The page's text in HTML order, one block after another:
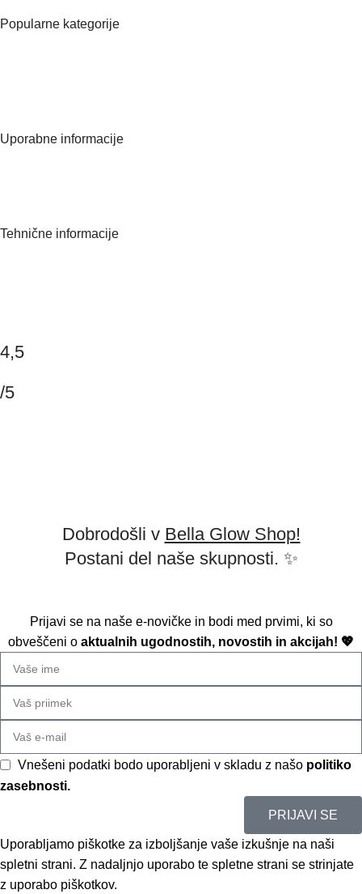
Popularne kategorije
Uporabne informacije
Tehnične informacije
4,5
/5
Dobrodošli v Bella Glow Shop!
Postani del naše skupnosti. ✨
Prijavi se na naše e-novičke in bodi med prvimi, ki so
obveščeni o aktualnih ugodnostih, novostih in akcijah! 💖
Vnešeni podatki bodo uporabljeni v skladu z našo politiko
zasebnosti.
PRIJAVI SE
Uporabljamo piškotke za izboljšanje vaše izkušnje na naši
spletni strani. Z nadaljnjo uporabo te spletne strani se strinjate
z uporabo piškotkov.